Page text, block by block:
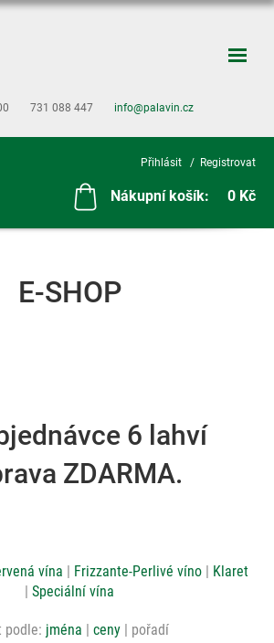
731 088 447 info@palavin.cz
Přihlásit Registrovat
Nákupní košík: 0 Kč
E-SHOP
6 lahví
ZDARMA.
vína Frizzante-Perlivé víno
Klaret
Speciální vína
podle: jména ceny pořadí